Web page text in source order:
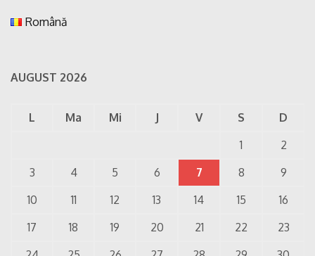
Română
AUGUST 2026
L Ma Mi J V S
D
1
2
3
4 5 6 7 8
9
10
11 12 13 14 15
16
17
18 19 20 21 22
23